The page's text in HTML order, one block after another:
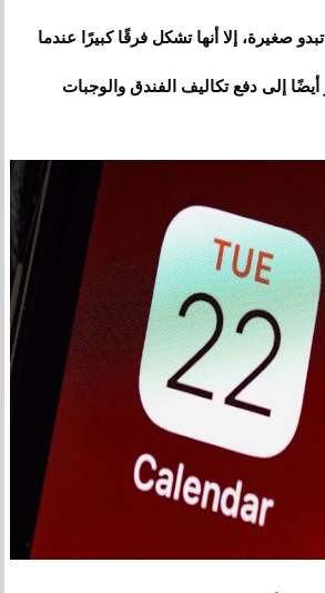
صغيرة، إلا أنها تشكل فرقًا كبيرًا عندما
إلى دفع تكاليف الفندق والوجبات